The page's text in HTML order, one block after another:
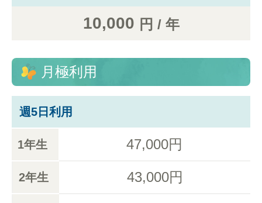
10,000 円 / 年
月極利用
週5日利用
1年生 47,000円
2年生 43,000円